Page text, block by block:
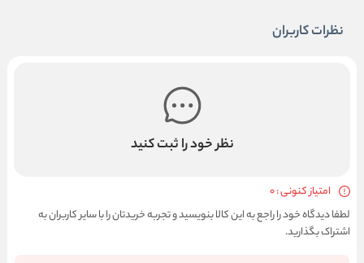
نظرات کاربران
نظر خود را ثبت کنید
امتیاز کنونی : 0
لطفا دیدگاه خود را راجع به این کالا بنویسید و تجربه خریدتان را با سایر کاربران به
اشتراک بگذارید.